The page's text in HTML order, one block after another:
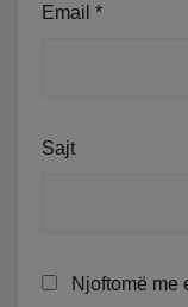
Email *
Sajt
Njoftomë me